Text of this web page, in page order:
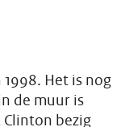
Het is nog
de muur is
Clinton bezig